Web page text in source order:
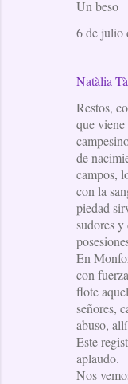
Un beso
6 de julio
Natàlia
Restos,
que
de
campos,
con la
piedad
sudores y
En
con
flote
señores,
abuso,
Este
aplaudo.
Nos